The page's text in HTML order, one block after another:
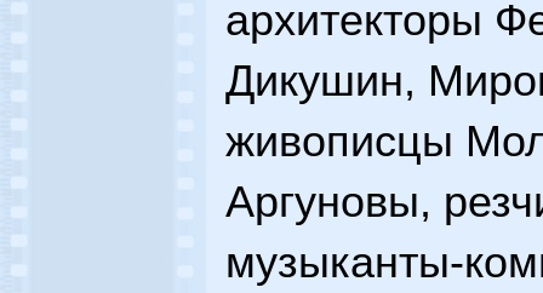
архитекторы
Дикушин,
живописцы
Аргуновы,
музыканты-